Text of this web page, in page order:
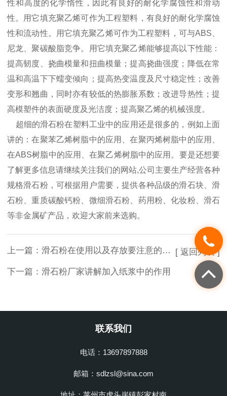
性和高度的化学惰性，因此有良好的耐化学腐蚀性和滑动
性。用它填充聚乙烯可作为工程塑料，有良好的耐化学腐蚀
性和流动性。用它填充聚乙烯可作为工程塑料，可与ABS、
尼龙、聚碳酸脂竞争。用它填充聚乙烯能够提高以下性能：
提高韧度、挠曲模量和扭曲模量；提高挠曲强度；降低在常
温和高温下下蠕变倾向；提高热变温度及尺寸稳定性；改善
变形和翘曲，同时亦有较低的热膨胀系数；改进导热性；提
高模塑件的表面硬度及光洁度；提高聚乙烯的机械强度。
超细的滑石粉在塑料工业中的应用还是很多的，例如上面
讲的：在聚苯乙烯树脂中的应用、在聚丙烯树脂中的应用、
在ABS树脂中的应用、在聚乙烯树脂中的应用。要是还想要
了解更多信息请继续关注我们的网站,公司主要生产经营各种
规格滑石粉，可根据用户需要，提供各种品级的滑石块、滑
石粉、重质碳酸钙粉、微细滑石粉、药用粉、化妆粉、滑石
等非金属矿产品，欢迎大家前来选购。
上一篇： 滑石粉在使用以及存放要注意的事项
下一篇： 滑石粉厂家讲解加入纸浆中的作用
[ 返回列表 ]
联系我们
电话：13697897888
邮箱：sdlzsl@sina.com